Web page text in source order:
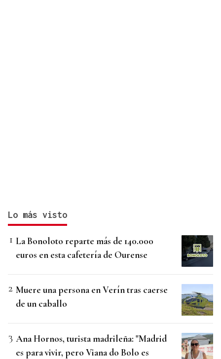
Lo más visto
La Bonoloto reparte más de 140.000
euros en esta cafetería de Ourense
Muere una persona en Verín tras caerse
de un caballo
Ana Hornos, turista madrileña: "Madrid
es para vivir, pero Viana do Bolo es